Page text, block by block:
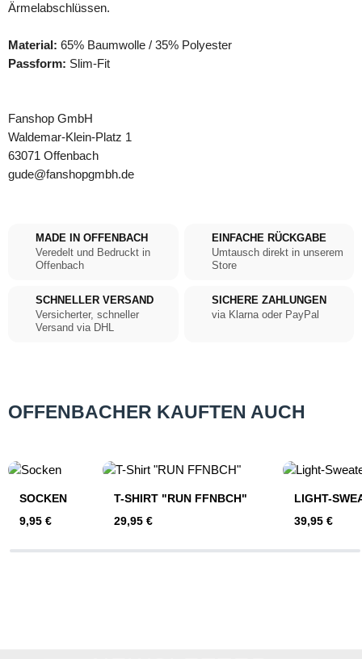
Ärmelabschlüssen.
Material: 65% Baumwolle / 35% Polyester
Passform: Slim-Fit
Fanshop GmbH
Waldemar-Klein-Platz 1
63071 Offenbach
gude@fanshopgmbh.de
MADE IN OFFENBACH
Veredelt und Bedruckt in
Offenbach
EINFACHE RÜCKGABE
Umtausch direkt in unserem
Store
SCHNELLER VERSAND
Versicherter, schneller
Versand via DHL
SICHERE ZAHLUNGEN
via Klarna oder PayPal
OFFENBACHER KAUFTEN AUCH
SOCKEN
Regulärer Preis:
9,95 €
T-SHIRT "RUN FFNBCH"
Regulärer Preis:
29,95 €
LIGHT-
Regulärer
39,95 €